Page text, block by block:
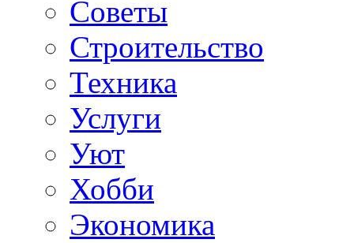
Советы
Строительство
Техника
Услуги
Уют
Хобби
Экономика